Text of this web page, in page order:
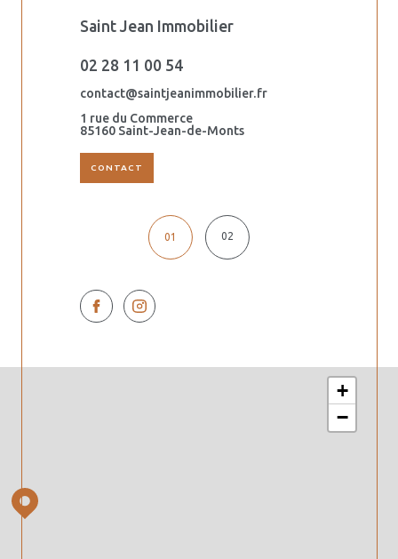
+
−
Saint Jean Immobilier
02 28 11 00 54
contact@saintjeanimmobilier.fr
1 rue du Commerce
85160 Saint-Jean-de-Monts
CONTACT
01 02